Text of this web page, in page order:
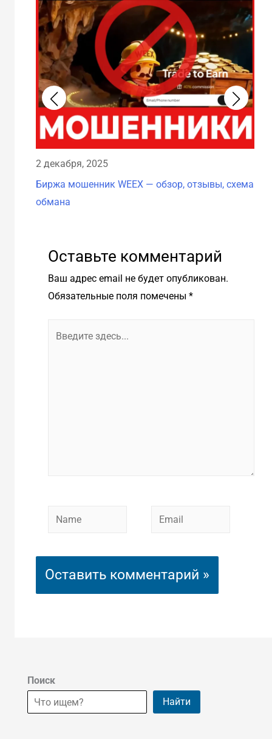
2 декабря, 2025
Биржа мошенник WEEX — обзор, отзывы, схема
обмана
Оставьте комментарий
Ваш адрес email не будет опубликован.
Обязательные поля помечены *
Name Email
Поиск
Найти